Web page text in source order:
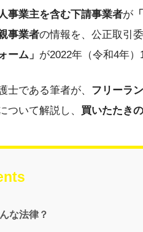
事業主を含む下請事業者が
事業者の情報を、公正取引
ーム」 が2022年（令和4年）
士である筆者が、 フリーラ
ついて解説し、 買いたたき
な法律？